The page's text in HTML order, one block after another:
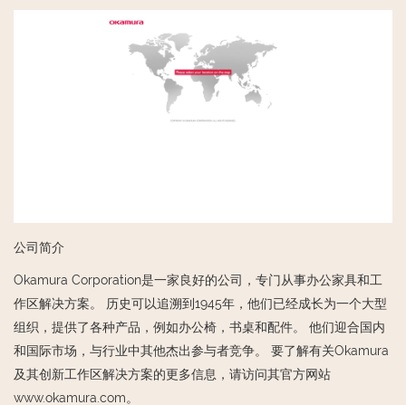
公司简介
Okamura Corporation是一家良好的公司，专门从事办公家具和工
作区解决方案。 历史可以追溯到1945年，他们已经成长为一个大型
组织，提供了各种产品，例如办公椅，书桌和配件。 他们迎合国内
和国际市场，与行业中其他杰出参与者竞争。 要了解有关Okamura
及其创新工作区解决方案的更多信息，请访问其官方网站
www.okamura.com。